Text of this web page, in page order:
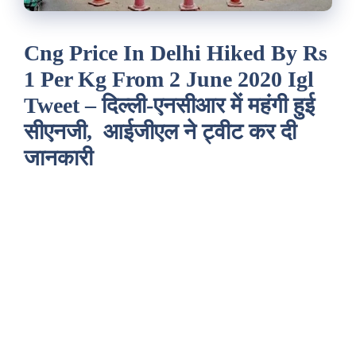
Cng Price In Delhi Hiked By Rs
1 Per Kg From 2 June 2020 Igl
Tweet – दिल्ली-एनसीआर में महंगी हुई
सीएनजी, आईजीएल ने ट्वीट कर दी
जानकारी